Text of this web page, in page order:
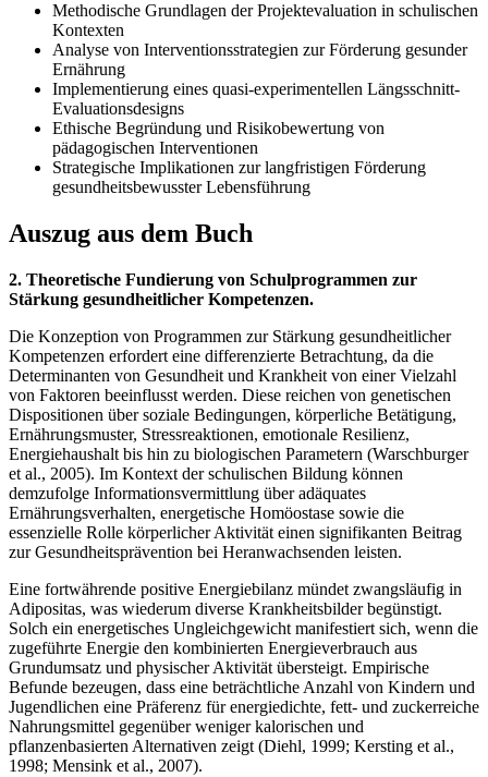
Methodische Grundlagen der Projektevaluation in schulischen
Kontexten
Analyse von Interventionsstrategien zur Förderung gesunder
Ernährung
Implementierung eines quasi-experimentellen Längsschnitt-
Evaluationsdesigns
Ethische Begründung und Risikobewertung von
pädagogischen Interventionen
Strategische Implikationen zur langfristigen Förderung
gesundheitsbewusster Lebensführung
Auszug aus dem Buch
2. Theoretische Fundierung von Schulprogrammen zur
Stärkung gesundheitlicher Kompetenzen.
Die Konzeption von Programmen zur Stärkung gesundheitlicher
Kompetenzen erfordert eine differenzierte Betrachtung, da die
Determinanten von Gesundheit und Krankheit von einer Vielzahl
von Faktoren beeinflusst werden. Diese reichen von genetischen
Dispositionen über soziale Bedingungen, körperliche Betätigung,
Ernährungsmuster, Stressreaktionen, emotionale Resilienz,
Energiehaushalt bis hin zu biologischen Parametern (Warschburger
et al., 2005). Im Kontext der schulischen Bildung können
demzufolge Informationsvermittlung über adäquates
Ernährungsverhalten, energetische Homöostase sowie die
essenzielle Rolle körperlicher Aktivität einen signifikanten Beitrag
zur Gesundheitsprävention bei Heranwachsenden leisten.
Eine fortwährende positive Energiebilanz mündet zwangsläufig in
Adipositas, was wiederum diverse Krankheitsbilder begünstigt.
Solch ein energetisches Ungleichgewicht manifestiert sich, wenn die
zugeführte Energie den kombinierten Energieverbrauch aus
Grundumsatz und physischer Aktivität übersteigt. Empirische
Befunde bezeugen, dass eine beträchtliche Anzahl von Kindern und
Jugendlichen eine Präferenz für energiedichte, fett- und zuckerreiche
Nahrungsmittel gegenüber weniger kalorischen und
pflanzenbasierten Alternativen zeigt (Diehl, 1999; Kersting et al.,
1998; Mensink et al., 2007).